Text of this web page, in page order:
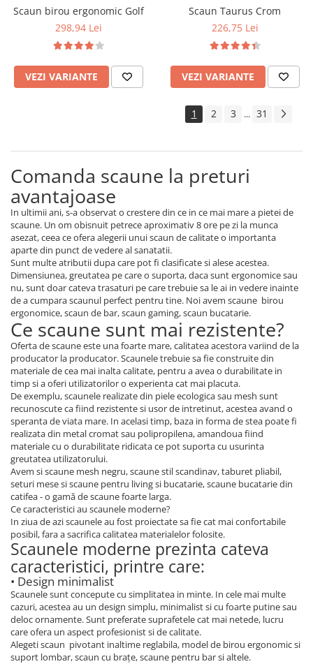
Scaun birou ergonomic Golf
298,94 Lei
VEZI VARIANTE
Scaun Taurus Crom
226,75 Lei
VEZI VARIANTE
1 2 3 ... 31
Comanda scaune la preturi
avantajoase
In ultimii ani, s-a observat o crestere din ce in ce mai mare a pietei de
scaune. Un om obisnuit petrece aproximativ 8 ore pe zi la munca
asezat, ceea ce ofera alegerii unui scaun de calitate o importanta
aparte din punct de vedere al sanatatii.
Sunt multe atributii dupa care pot fi clasificate si alese acestea.
Dimensiunea, greutatea pe care o suporta, daca sunt ergonomice sau
nu, sunt doar cateva trasaturi pe care trebuie sa le ai in vedere inainte
de a cumpara scaunul perfect pentru tine. Noi avem scaune birou
ergonomice, scaun de bar, scaun gaming, scaun bucatarie.
Ce scaune sunt mai rezistente?
Oferta de scaune este una foarte mare, calitatea acestora variind de la
producator la producator. Scaunele trebuie sa fie construite din
materiale de cea mai inalta calitate, pentru a avea o durabilitate in
timp si a oferi utilizatorilor o experienta cat mai placuta.
De exemplu, scaunele realizate din piele ecologica sau mesh sunt
recunoscute ca fiind rezistente si usor de intretinut, acestea avand o
speranta de viata mare. In acelasi timp, baza in forma de stea poate fi
realizata din metal cromat sau polipropilena, amandoua fiind
materiale cu o durabilitate ridicata ce pot suporta cu usurinta
greutatea utilizatorului.
Avem si scaune mesh negru, scaune stil scandinav, taburet pliabil,
seturi mese si scaune pentru living si bucatarie, scaune bucatarie din
catifea - o gamă de scaune foarte larga.
Ce caracteristici au scaunele moderne?
In ziua de azi scaunele au fost proiectate sa fie cat mai confortabile
posibil, fara a sacrifica calitatea materialelor folosite.
Scaunele moderne prezinta cateva
caracteristici, printre care:
• Design minimalist
Scaunele sunt concepute cu simplitatea in minte. In cele mai multe
cazuri, acestea au un design simplu, minimalist si cu foarte putine sau
deloc ornamente. Sunt preferate suprafetele cat mai netede, lucru
care ofera un aspect profesionist si de calitate.
Alegeti scaun pivotant inaltime reglabila, model de birou ergonomic si
suport lombar, scaun cu brațe, scaune pentru bar si altele.